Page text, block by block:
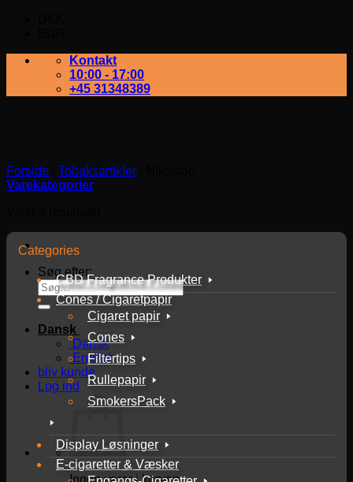
Kontakt
10:00 - 17:00
+45 31348389
Søg efter:
Dansk
Dansk
English
bliv kunde
Log ind
Ingen varer i kurven.
Forside Tobaksartikler
Varekategorier
Categories
CBD Fragrance Produkter
Cones / Cigaretpapir
Cigaret papir
Cones
Filtertips
Rullepapir
SmokersPack
Display Løsninger
E-cigaretter & Væsker